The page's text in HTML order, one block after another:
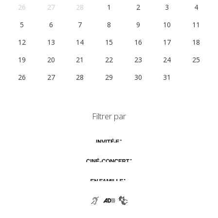
26
27 28 1 2 3
4
5
6 7 8 9 10
11
12
13 14 15 16 17
18
19
20 21 22 23 24
25
26
27 28 29 30 31
Filtrer par